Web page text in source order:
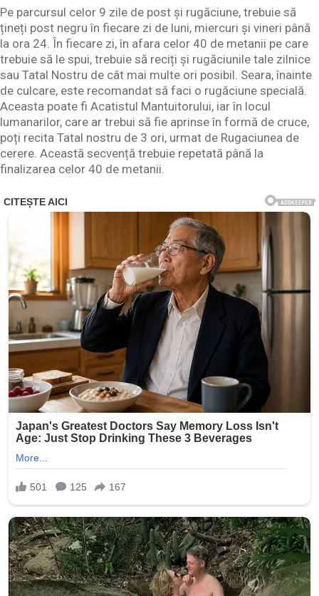
Pe parcursul celor 9 zile de post și rugăciune, trebuie să
țineți post negru în fiecare zi de luni, miercuri și vineri până
la ora 24. În fiecare zi, în afara celor 40 de metanii pe care
trebuie să le spui, trebuie să reciți și rugăciunile tale zilnice
sau Tatal Nostru de cât mai multe ori posibil. Seara, înainte
de culcare, este recomandat să faci o rugăciune specială.
Aceasta poate fi Acatistul Mantuitorului, iar în locul
lumanarilor, care ar trebui să fie aprinse în formă de cruce,
poți recita Tatal nostru de 3 ori, urmat de Rugaciunea de
cerere. Această secvență trebuie repetată până la
finalizarea celor 40 de metanii.